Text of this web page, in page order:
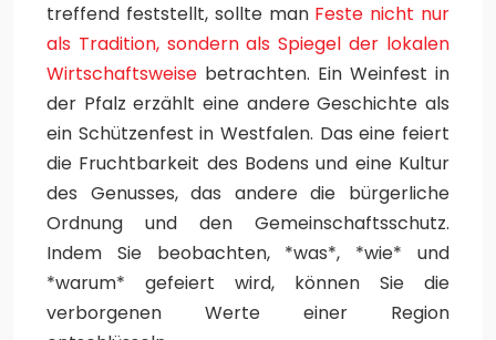
treffend feststellt, sollte man Feste nicht nur
als Tradition, sondern als Spiegel der lokalen
Wirtschaftsweise betrachten. Ein Weinfest in
der Pfalz erzählt eine andere Geschichte als
ein Schützenfest in Westfalen. Das eine feiert
die Fruchtbarkeit des Bodens und eine Kultur
des Genusses, das andere die bürgerliche
Ordnung und den Gemeinschaftsschutz.
Indem Sie beobachten, *was*, *wie* und
*warum* gefeiert wird, können Sie die
verborgenen Werte einer Region